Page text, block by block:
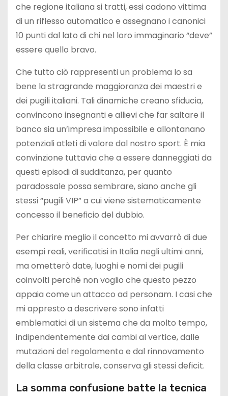
che regione italiana si tratti, essi cadono vittima
di un riflesso automatico e assegnano i canonici
10 punti dal lato di chi nel loro immaginario “deve”
essere quello bravo.
Che tutto ciò rappresenti un problema lo sa
bene la stragrande maggioranza dei maestri e
dei pugili italiani. Tali dinamiche creano sfiducia,
convincono insegnanti e allievi che far saltare il
banco sia un’impresa impossibile e allontanano
potenziali atleti di valore dal nostro sport. È mia
convinzione tuttavia che a essere danneggiati da
questi episodi di sudditanza, per quanto
paradossale possa sembrare, siano anche gli
stessi “pugili VIP” a cui viene sistematicamente
concesso il beneficio del dubbio.
Per chiarire meglio il concetto mi avvarrò di due
esempi reali, verificatisi in Italia negli ultimi anni,
ma ometterò date, luoghi e nomi dei pugili
coinvolti perché non voglio che questo pezzo
appaia come un attacco ad personam. I casi che
mi appresto a descrivere sono infatti
emblematici di un sistema che da molto tempo,
indipendentemente dai cambi al vertice, dalle
mutazioni del regolamento e dal rinnovamento
della classe arbitrale, conserva gli stessi deficit.
La somma confusione batte la tecnica